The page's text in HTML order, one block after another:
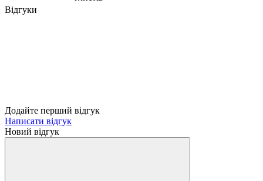
Відгуки
Додайте перший відгук
Написати відгук
Новий відгук